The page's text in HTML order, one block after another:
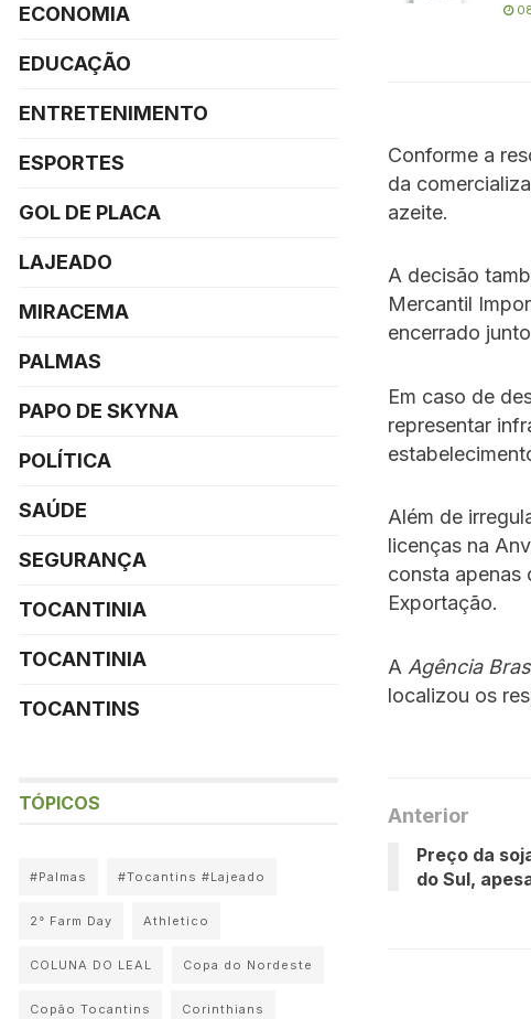
Conforme a
da
azeite.
A decisão
Mercantil
encerrado
Em caso de
representar
Além de
licenças na
consta apenas
Exportação.
A Agência
localizou os
Anterior
Preço da
do Sul,
ECONOMIA
EDUCAÇÃO
ENTRETENIMENTO
ESPORTES
GOL DE PLACA
LAJEADO
MIRACEMA
PALMAS
PAPO DE SKYNA
POLÍTICA
SAÚDE
SEGURANÇA
TOCANTINIA
TOCANTINIA
TOCANTINS
TÓPICOS
#Palmas #Tocantins #Lajeado
2° Farm Day Athletico
COLUNA DO LEAL Copa do Nordeste
Copão Tocantins Corinthians